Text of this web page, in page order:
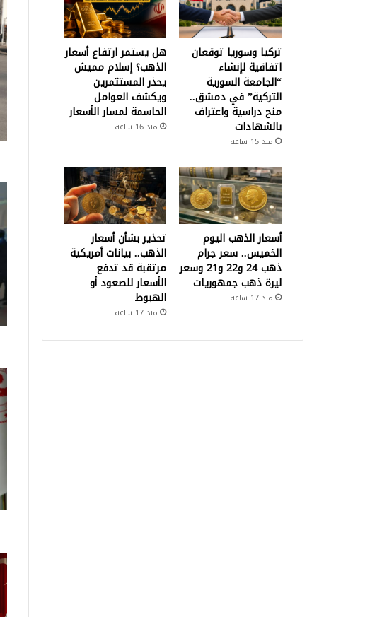
تركيا وسوريا توقعان
اتفاقية لإنشاء
“الجامعة السورية
التركية” في دمشق..
منح دراسية واعتراف
بالشهادات
منذ 15 ساعة
هل يستمر ارتفاع أسعار
الذهب؟ إسلام مميش
يحذر المستثمرين
ويكشف العوامل
الحاسمة لمسار الأسعار
منذ 16 ساعة
أسعار الذهب اليوم
الخميس.. سعر جرام
ذهب 24 و22 و21 وسعر
ليرة ذهب جمهوريات
منذ 17 ساعة
تحذير بشأن أسعار
الذهب.. بيانات أمريكية
مرتقبة قد تدفع
الأسعار للصعود أو
الهبوط
منذ 17 ساعة